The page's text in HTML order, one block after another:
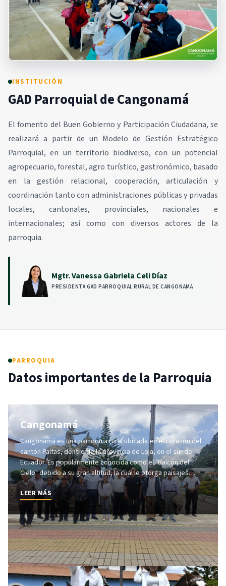
INSTITUCIÓN
GAD Parroquial de Cangonamá
El fomento del Buen Gobierno y Participación Ciudadana, se
realizará a partir de un Modelo de Gestión Estratégico
Parroquial, en un territorio biodiverso, con un potencial
agropecuario, forestal, agro turístico, gastronómico, basado
en la gestión relacional, cooperación, articulación y
coordinación tanto con administraciones públicas y privadas
locales, cantonales, provinciales, nacionales e
internacionales; así como con diversos actores de la
parroquia.
Mgtr. Vanessa Gabriela Celi Díaz
PRESIDENTA GAD PARROQUIAL RURAL DE CANGONAMA
PARROQUIA
Datos importantes de la Parroquia
Cangonamá
Cangonamá es una parroquia rural ubicada en el corazón del
cantón Paltas, dentro de la provincia de Loja, en el sur de
Ecuador. Es popularmente conocida como el "Balcón del
Cielo" debido a su gran altitud, la cual le otorga paisajes
montañosos únicos y un clima privilegiado ideal para la salud.
LEER MÁS